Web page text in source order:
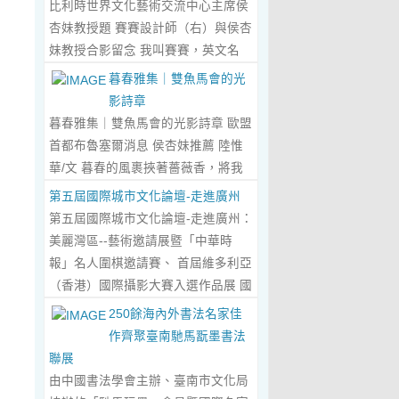
傾心晤談，此番交流沒有客套的寒
暄，唯有藝術與文化的深度共鳴，言
骨與赤誠的文化情懷，暢談過後，內
心滿是深切的感念與久久不散的觸
動，更讓我對國風服飾的創作之路，
有了全新的認知與堅守。... Read
More...
比利時世界文化藝術交流中心主席侯
杏妹教授題 賽賽設計師（右）與侯杏
妹教授合影留念 我叫賽賽，英文名
Elin，生於湖南邵東的鄉野村落，如
今紮根東莞，在服裝與設計的領域
裡，書寫著屬於自己的人生篇章。 我
的童年，是被墨香與書卷包裹的時
光。外公是當地頗負盛名的國畫愛好
師、老校長，他的一生，一半是教書
育人的赤誠，一半是筆墨丹青的風
雅。記憶裡，外公的書桌總鋪著宣
紙，狼毫筆起落間，山水花鳥躍然紙
上，窗外的田園炊煙、山間流雲，都
成了他筆下的景致。我總蹲在桌旁靜
靜凝望，看墨色在紙上暈染開深淺層
次，看線條勾勒出世間萬物，那些靈
動的筆觸、雅致的構圖，悄無聲息地
暮春雅集｜雙魚馬會的光
影詩章
暮春雅集｜雙魚馬會的光影詩章 歐盟
首都布魯塞爾消息 侯杏妹推薦 陸惟
華/文 暮春的風裹挾著薔薇香，將我
們引入香港雙魚河馬會的湖光畫卷
中。葉慶良博士、陸惟華博士、侯杏
妹教授與廖國玲小姐同游于此，在水
墨煙嵐與藝術雅趣間，共赴一場關於
時光的慢調敘事。 墨韻凝香：方寸亭
著的燈串尚未蘇醒，卻被攀援的藤蔓
織成了碎金簾幕。牙醫博士葉慶良的
書法彙報在此流淌，如古琴撥弦——
他從倉頡造字的鴻蒙傳說講起，指尖
第五屆國際城市文化論壇-走進廣州
第五屆國際城市文化論壇-走進廣州：
美麗灣區--藝術邀請展暨「中華時
報」名人圍棋邀請賽、 首屆維多利亞
（香港）國際攝影大賽入選作品展 國
際城市文化論壇介紹： 國際城市文化
論壇組委會和中華時報傳媒集團等機
構，成 功在中國內地和澳門主辦了三
屆国際城市文化論壇。第一 屆，於
250餘海內外書法名家佳
作齊聚臺南馳馬翫墨書法
聯展
由中國書法學會主辦、臺南市文化局